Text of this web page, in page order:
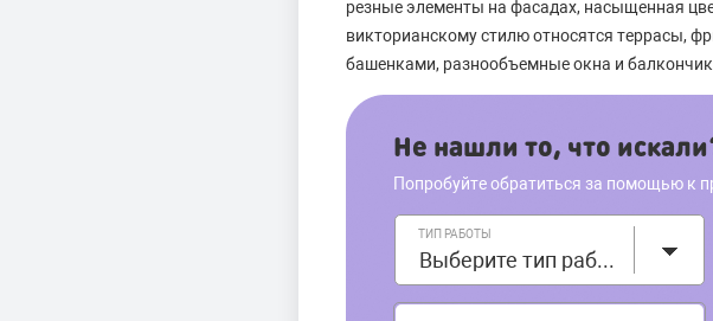
резные элементы на фасадах, насыщенная
викторианскому стилю относятся террасы,
башенками, разнообъемные окна и
Не нашли то, что
Попробуйте обратиться за помощью к
ТИП РАБОТЫ
Выберите тип работы